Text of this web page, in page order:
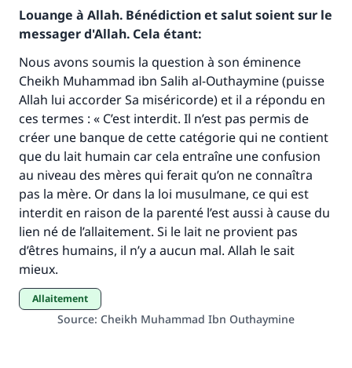
Louange à Allah. Bénédiction et salut soient sur le
messager d'Allah. Cela étant:
Nous avons soumis la question à son éminence
Cheikh Muhammad ibn Salih al-Outhaymine (puisse
Allah lui accorder Sa miséricorde) et il a répondu en
ces termes : « C’est interdit. Il n’est pas permis de
créer une banque de cette catégorie qui ne contient
que du lait humain car cela entraîne une confusion
au niveau des mères qui ferait qu’on ne connaîtra
pas la mère. Or dans la loi musulmane, ce qui est
interdit en raison de la parenté l’est aussi à cause du
lien né de l’allaitement. Si le lait ne provient pas
d’êtres humains, il n’y a aucun mal. Allah le sait
mieux.
Allaitement
Source: Cheikh Muhammad Ibn Outhaymine
Faites une différence dans la vie de
millions de personnes grâce à votre
contribution
Aidez nous à apporter des réponses.
Le Messager d'Allah (Paix sur lui) a dit:
"Celui qui indique une bonne action obtient la
même récompense que celui qui le fait."